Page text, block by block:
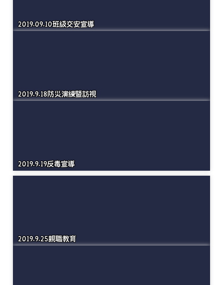
2019.8.30開學典禮暨營迎新
2019.09.10班級交安宣導
2019.9.18防災演練暨訪視
2019.9.19反毒宣導